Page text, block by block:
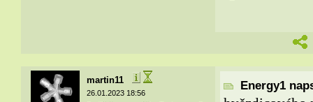
martin11
26.01.2023 18:56
Energy1